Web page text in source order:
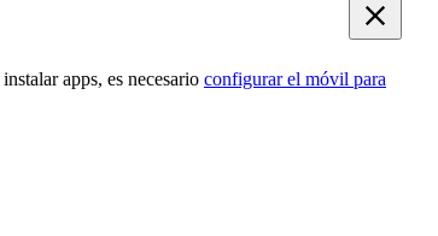
apps, es necesario configurar el móvil para